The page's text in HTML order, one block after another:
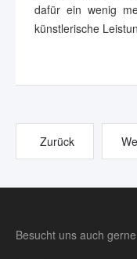
dafür ein wenig
künstlerische
Zurück
Besucht uns auch